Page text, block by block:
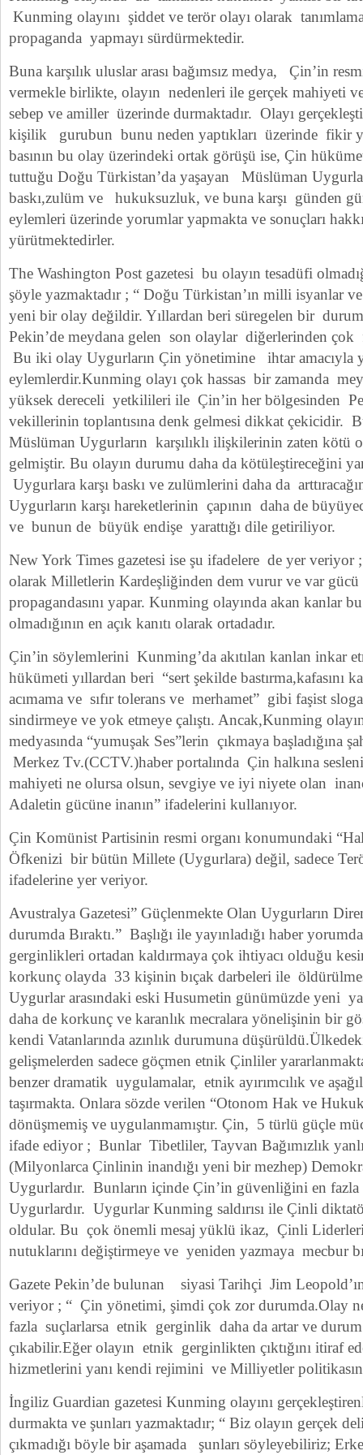
Kunming olayını şiddet ve terör olayı olarak
propaganda yapmayı sürdürmektedir.
Buna karşılık uluslar arası bağımsız medya, Çin’in
vermekle birlikte, olayın nedenleri ile gerçek mahiyeti
sebep ve amiller üzerinde durmaktadır. Olayı
kişilik gurubun bunu neden yaptıkları üzerinde fikir
basının bu olay üzerindeki ortak görüşü ise, Çin
tuttuğu Doğu Türkistan’da yaşayan Müslüman
baskı,zulüm ve hukuksuzluk, ve buna karşı günden
eylemleri üzerinde yorumlar yapmakta ve sonuçları
yürütmektedirler.
The Washington Post gazetesi bu olayın tesadüfi
şöyle yazmaktadır ; “ Doğu Türkistan’ın milli isyanlar ve
yeni bir olay değildir. Yıllardan beri süregelen bir
Pekin’de meydana gelen son olaylar diğerlerinden çok
Bu iki olay Uygurların Çin yönetimine ihtar amacıyla
eylemlerdir.Kunming olayı çok hassas bir zamanda
yüksek dereceli yetkilileri ile Çin’in her bölgesinden
vekillerinin toplantısına denk gelmesi dikkat çekicidir.
Müslüman Uygurların karşılıklı ilişkilerinin zaten kötü
gelmiştir. Bu olayın durumu daha da kötüleştireceğini
Uygurlara karşı baskı ve zulümlerini daha da
Uygurların karşı hareketlerinin çapının daha de
ve bunun de büyük endişe yarattığı dile getiriliyor.
New York Times gazetesi ise şu ifadelere de yer
olarak Milletlerin Kardeşliğinden dem vurur ve var
propagandasını yapar. Kunming olayında akan kanlar
olmadığının en açık kanıtı olarak ortadadır.
Çin’in söylemlerini Kunming’da akıtılan kanlan inkar
hükümeti yıllardan beri “sert şekilde bastırma,kafasını
acımama ve sıfır tolerans ve merhamet” gibi faşist
sindirmeye ve yok etmeye çalıştı. Ancak,Kunming
medyasında “yumuşak Ses”lerin çıkmaya başladığına
Merkez Tv.(CCTV.)haber portalında Çin halkına
mahiyeti ne olursa olsun, sevgiye ve iyi niyete olan
Adaletin gücüne inanın” ifadelerini kullanıyor.
Çin Komünist Partisinin resmi organı konumundaki
Öfkenizi bir bütün Millete (Uygurlara) değil, sadece
ifadelerine yer veriyor.
Avustralya Gazetesi” Güçlenmekte Olan Uygurların
durumda Bıraktı.” Başlığı ile yayınladığı haber
gerginlikleri ortadan kaldırmaya çok ihtiyacı olduğu
korkunç olayda 33 kişinin bıçak darbeleri ile
Uygurlar arasındaki eski Husumetin günümüzde yeni
daha de korkunç ve karanlık mecralara yönelişinin bir
kendi Vatanlarında azınlık durumuna
gelişmelerden sadece göçmen etnik Çinliler
benzer dramatik uygulamalar, etnik ayırımcılık ve
taşırmakta. Onlara sözde verilen “Otonom Hak ve
dönüşmemiş ve uygulanmamıştır. Çin, 5 türlü güçle
ifade ediyor ; Bunlar Tibetliler, Tayvan Bağımızlık
(Milyonlarca Çinlinin inandığı yeni bir mezhep)
Uygurlardır. Bunların içinde Çin’in güvenliğini en
Uygurlardır. Uygurlar Kunming saldırısı ile Çinli
oldular. Bu çok önemli mesaj yüklü ikaz, Çinli Liderleri
nutuklarını değiştirmeye ve yeniden yazmaya mecbur
Gazete Pekin’de bulunan siyasi Tarihçi Jim
veriyor ; “ Çin yönetimi, şimdi çok zor durumda.Olay
fazla suçlarlarsa etnik gerginlik daha da artar ve
çıkabilir.Eğer olayın etnik gerginlikten çıktığını itiraf
hizmetlerini yanı kendi rejimini ve Milliyetler
İngiliz Guardian gazetesi Kunming olayını
durmakta ve şunları yazmaktadır; “ Biz olayın gerçek
çıkmadığı böyle bir aşamada şunları söyleyebiliriz;